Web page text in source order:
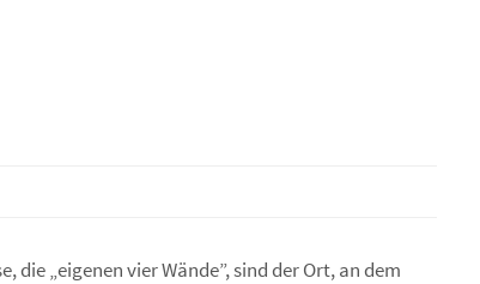
die „eigenen vier Wände”, sind der Ort, an dem